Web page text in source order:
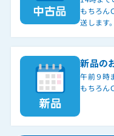
もちろん
送します。
新品の
午前９時
もちろん